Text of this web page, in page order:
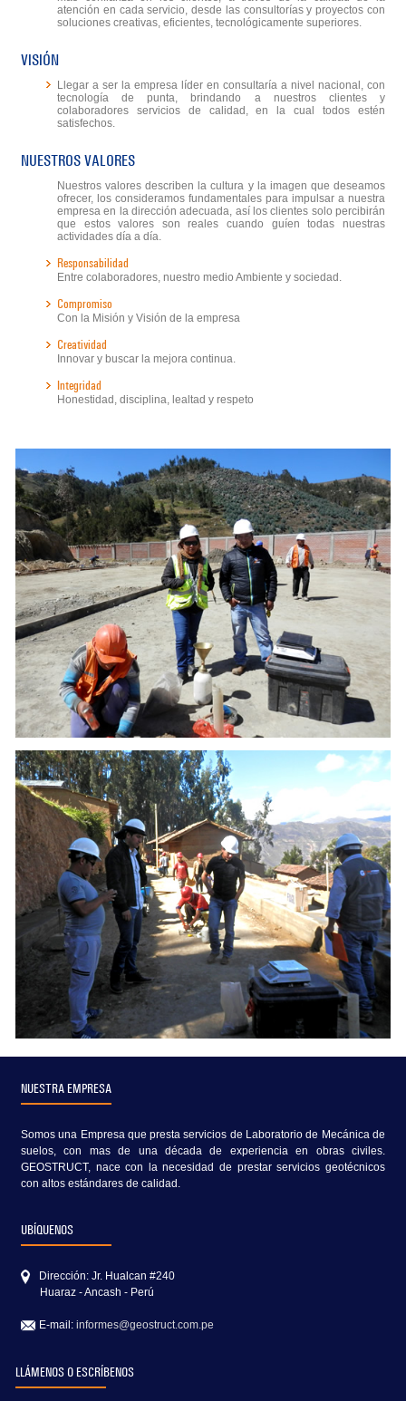
atención en cada servicio, desde las consultorías y proyectos con
soluciones creativas, eficientes, tecnológicamente superiores.
VISIÓN
Llegar a ser la empresa líder en consultaría a nivel nacional, con
tecnología de punta, brindando a nuestros clientes y
colaboradores servicios de calidad, en la cual todos estén
satisfechos.
NUESTROS VALORES
Nuestros valores describen la cultura y la imagen que deseamos
ofrecer, los consideramos fundamentales para impulsar a nuestra
empresa en la dirección adecuada, así los clientes solo percibirán
que estos valores son reales cuando guíen todas nuestras
actividades día a día.
Responsabilidad
Entre colaboradores, nuestro medio Ambiente y sociedad.
Compromiso
Con la Misión y Visión de la empresa
Creatividad
Innovar y buscar la mejora continua.
Integridad
Honestidad, disciplina, lealtad y respeto
NUESTRA EMPRESA
Somos una Empresa que presta servicios de Laboratorio de Mecánica de
suelos, con mas de una década de experiencia en obras civiles.
GEOSTRUCT, nace con la necesidad de prestar servicios geotécnicos
con altos estándares de calidad.
UBÍQUENOS
Dirección: Jr. Hualcan #240
Huaraz - Ancash - Perú
E-mail: informes@geostruct.com.pe
LLÁMENOS O ESCRÍBENOS